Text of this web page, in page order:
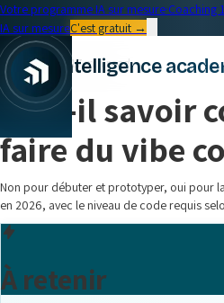
Votre programme IA sur mesure·Coaching
IA sur mesureC'est gratuit →
intelligence
← Blog
Formation IA• 17 min read
Faut-il savoir
faire du vibe
Non pour débuter et prototyper, oui pour
en 2026, avec le niveau de code requis
À retenir